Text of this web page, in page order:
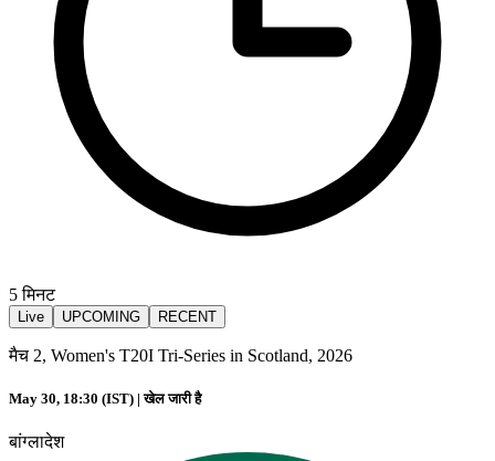
5मिनट
Live UPCOMING RECENT
मैच 2, Women's T20I Tri-Series in Scotland, 2026
May 30, 18:30 (IST) |खेल जारी है
बांग्लादेश